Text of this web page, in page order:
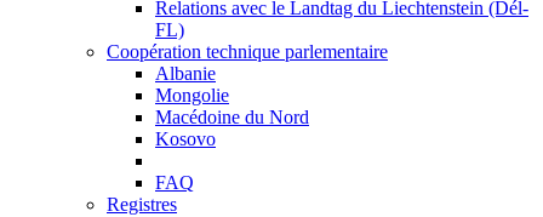
Relations avec le Landtag du Liechtenstein (Dél-
FL)
Coopération technique parlementaire
Albanie
Mongolie
Macédoine du Nord
Kosovo
FAQ
Registres